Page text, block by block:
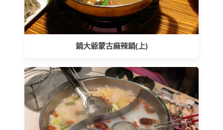
鍋大爺蒙古麻辣鍋(上)